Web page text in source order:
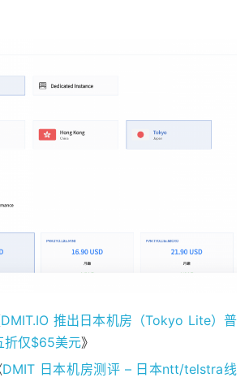
DMIT.IO 推出日本机房（Tokyo Lite）普
折仅$65美元》
DMIT 日本机房测评 – 日本ntt/telstra线